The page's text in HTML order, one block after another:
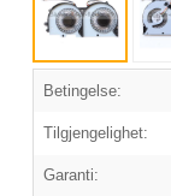
Betingelse:
Tilgjengelighet:
Garanti: